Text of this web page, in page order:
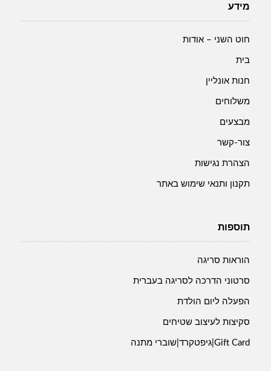
מידע
חוט השני – אודות
בית
חנות אונליין
משלוחים
מבצעים
צור-קשר
הצהרת נגישות
תקנון ותנאי שימוש באתר
תוספות
הוראות סריגה
סרטוני הדרכה לסריגה בעברית
הפעלה ליום הולדת
סקיצות לעיצוב שטיחים
Gift Card|גיפטקרד|שוברי מתנה